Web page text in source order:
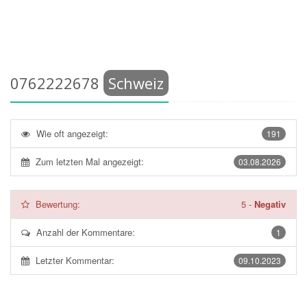
0762222678 Schweiz
191
Wie oft angezeigt:
03.08.2026
Zum letzten Mal angezeigt:
Bewertung: 5 - Negativ
1
Anzahl der Kommentare:
09.10.2023
Letzter Kommentar: